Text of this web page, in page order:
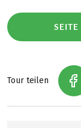
Tour teilen